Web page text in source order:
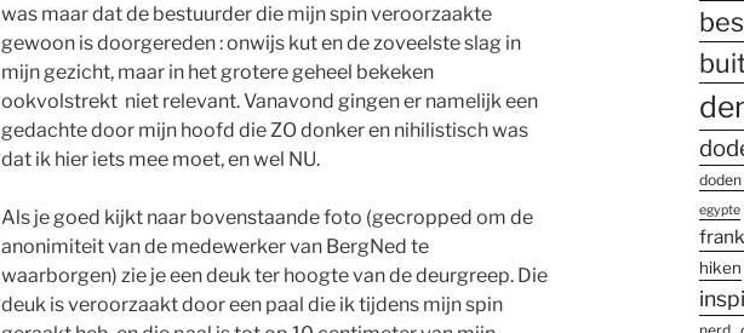
was maar dat de bestuurder die mijn spin veroorzaakte
gewoon is doorgereden : onwijs kut en de zoveelste slag in
mijn gezicht, maar in het grotere geheel bekeken
ookvolstrekt niet relevant. Vanavond gingen er namelijk een
gedachte door mijn hoofd die ZO donker en nihilistisch was
dat ik hier iets mee moet, en wel NU.
Als je goed kijkt naar bovenstaande foto (gecropped om de
anonimiteit van de medewerker van BergNed te
waarborgen) zie je een deuk ter hoogte van de deurgreep. Die
deuk is veroorzaakt door een paal die ik tijdens mijn spin
egypte
hiken